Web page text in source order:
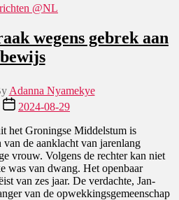
Categories
@NL
wegens gebrek aan
bewijs
Adanna Nyamekye
Post
date
2024-08-29
het Groningse Middelstum is
de aanklacht van jarenlang
vrouw. Volgens de rechter kan niet
was van dwang. Het openbaar
van zes jaar. De verdachte, Jan-
van de opwekkingsgemeenschap